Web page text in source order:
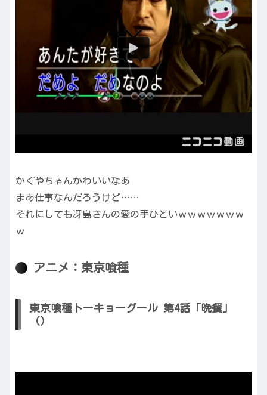
かぐやちゃんかわいいなあ
まあ仕事なんだろうけど……
それにしても冴島さんの愛の手ひどいｗｗｗｗｗｗｗ
ｗ
アニメ：東京喰種
東京喰種トーキョーグール 第4話「晩餐」
（）